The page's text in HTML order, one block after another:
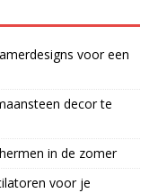
voor een
decor te
in de zomer
voor je